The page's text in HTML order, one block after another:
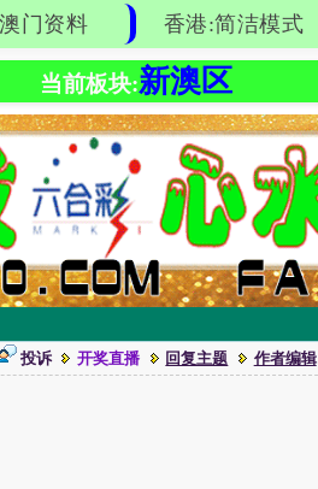
门资料 香港:简洁模式
当前板块:新澳区
投诉 开奖直播 回复主题 作者编辑